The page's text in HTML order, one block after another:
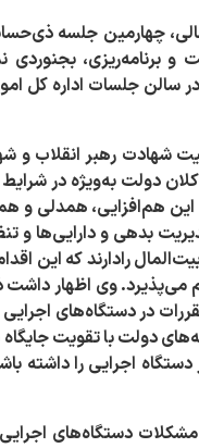
چهارمین جلسه
بجنوردی
جلسات اداره کل امور
شهادت رهبر انقلاب و
دولت به‌ویژه در
هم‌افزایی، همدلی و
بدهی و دارایی‌ها و
رادارند که این اقدام
وی اظهار داشت
در دستگاه‌های
دولت با تقویت
اجرایی را داشته
دستگاه‌های اجرایی